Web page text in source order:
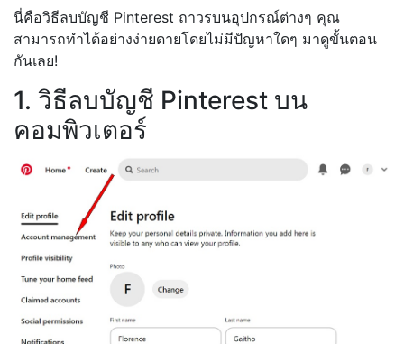
นี่คือวิธีลบบัญชี Pinterest ถาวรบนอุปกรณ์ต่างๆ คุณ
สามารถทำได้อย่างง่ายดายโดยไม่มีปัญหาใดๆ มาดูขั้นตอน
กันเลย!
1. วิธีลบบัญชี Pinterest บน
คอมพิวเตอร์